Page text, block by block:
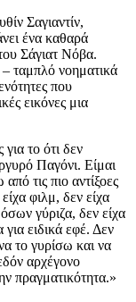
Σαγιαντίν,
ένα καθαρά
Σάγιατ Νόβα.
ταμπλό νοηματικά
που
εικόνες μια
το ότι δεν
Παγόνι. Είμαι
τις πιο αντίξοες
φιλμ, δεν είχα
γύριζα, δεν είχα
ειδικά εφέ. Δεν
το γυρίσω και να
αρχέγονο
πραγματικότητα.»